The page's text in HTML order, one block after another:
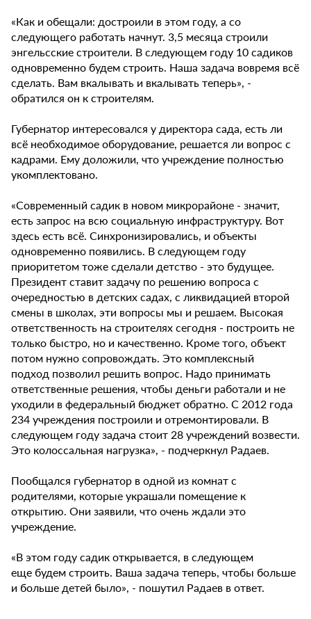
«Как и обещали: достроили в этом году, а со
следующего работать начнут. 3,5 месяца строили
энгельсские строители. В следующем году 10 садиков
одновременно будем строить. Наша задача вовремя всё
сделать. Вам вкалывать и вкалывать теперь», -
обратился он к строителям.
Губернатор интересовался у директора сада, есть ли
всё необходимое оборудование, решается ли вопрос с
кадрами. Ему доложили, что учреждение полностью
укомплектовано.
«Современный садик в новом микрорайоне - значит,
есть запрос на всю социальную инфраструктуру. Вот
здесь есть всё. Синхронизировались, и объекты
одновременно появились. В следующем году
приоритетом тоже сделали детство - это будущее.
Президент ставит задачу по решению вопроса с
очередностью в детских садах, с ликвидацией второй
смены в школах, эти вопросы мы и решаем. Высокая
ответственность на строителях сегодня - построить не
только быстро, но и качественно. Кроме того, объект
потом нужно сопровождать. Это комплексный
подход позволил решить вопрос. Надо принимать
ответственные решения, чтобы деньги работали и не
уходили в федеральный бюджет обратно. С 2012 года
234 учреждения построили и отремонтировали. В
следующем году задача стоит 28 учреждений возвести.
Это колоссальная нагрузка», - подчеркнул Радаев.
Пообщался губернатор в одной из комнат с
родителями, которые украшали помещение к
открытию. Они заявили, что очень ждали это
учреждение.
«В этом году садик открывается, в следующем
еще будем строить. Ваша задача теперь, чтобы больше
и больше детей было», - пошутил Радаев в ответ.